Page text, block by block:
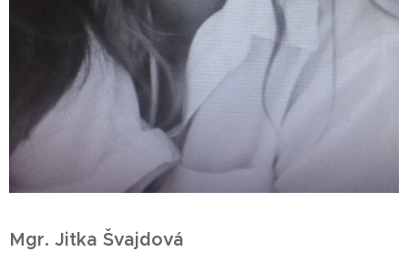
Mgr. Jitka Švajdová